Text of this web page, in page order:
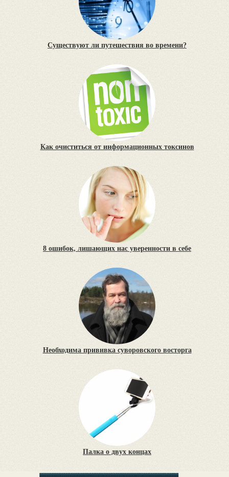
Существуют ли путешествия во времени?
Как очиститься от информационных токсинов
8 ошибок, лишающих нас уверенности в себе
Необходима прививка суворовского восторга
Палка о двух концах